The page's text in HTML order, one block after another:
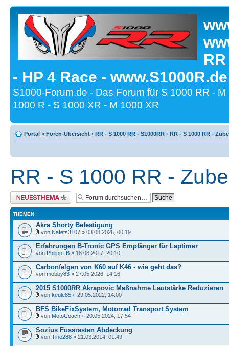
- HP 4 Race -
S1000-Forum.de - Das Forum für S 1000 RR -
1000 R - S 1000 XR - M 1000 XR
Portal » Foren-Übersicht ‹ RR - S 1000 RR - S1000RR ‹ RR - S 1000 RR -
RR - S 1000 RR -
Neues Thema erstellen
THEMEN
Akra Shorty Befestigung
von Nafets3107 » 03.08.2026, 00:19
Erfahrungen B-Tronic GPS Empfänger für Laptimer
von PhilippTB » 18.08.2017, 20:10
Carbonfelgen von K60 auf K46 - wie geht das?
von mobby83 » 27.05.2026, 14:16
2015 S1000RR Akrapovic Maßnahme Lautstärke Reduzieren
von keule85 » 29.05.2022, 14:00
BFS BikeFixSystem, Motorrad Transport System
von MotoCoach » 20.05.2024, 17:54
Sozius Fussrasten Abdeckung
von Tino288 » 21.03.2014, 01:49